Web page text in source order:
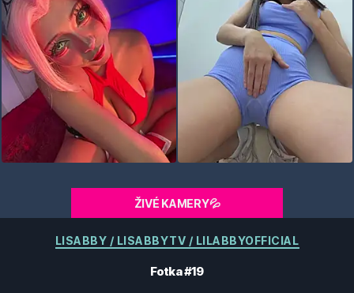
ŽIVÉ KAMERY💦
Kategorie
LISABBY / LISABBYTV / LILABBYOFFICIAL
Fotka #19